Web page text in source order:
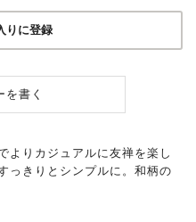
りに登録
を書く
よりカジュアルに友禅を楽し
っきりとシンプルに。和柄の